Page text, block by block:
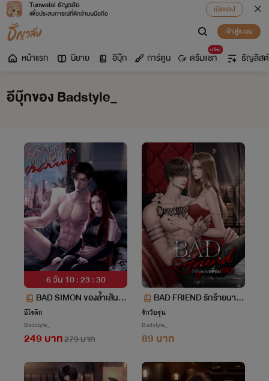
Tunwalai ธัญวลัย
เพื่อประสบการณ์ที่ดีกว่าบนมือถือ
เปิดแอป
เข้าสู่ระบบ
หน้าแรก นิยาย อีบุ๊ก การ์ตูน
มาใหม่
ดรีมแชท ธัญลิสต์
อีบุ๊กของ Badstyle_
6 วัน 10 : 23 : 30
BAD SIMON ของล้ำเส้น(เ
พลย์บอย)
อีโรติก
Badstyle_
249 บาท279 บาท
BAD FRIEND รักร้ายนายเ
พื่อนเลว
รักวัยรุ่น
Badstyle_
89 บาท